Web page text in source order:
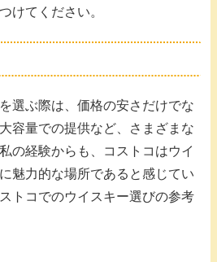
けてください。
選ぶ際は、価格の安さだけでな
容量での提供など、さまざまな
の経験からも、コストコはウイ
魅力的な場所であると感じてい
トコでのウイスキー選びの参考